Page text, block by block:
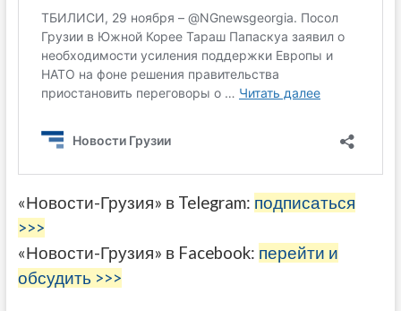
«Новости-Грузия» в Telegram: подписаться
>>>
«Новости-Грузия» в Facebook: перейти и
обсудить >>>